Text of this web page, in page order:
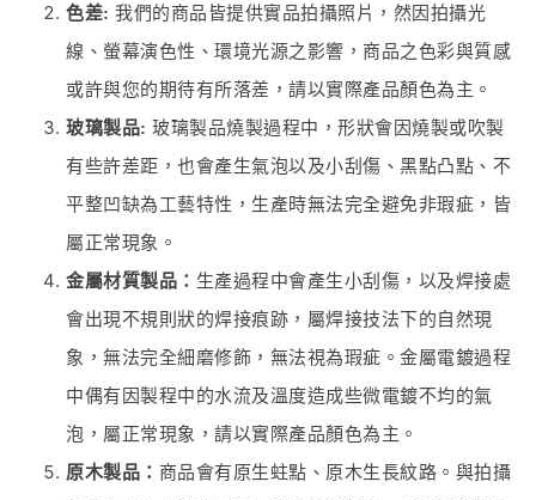
色差: 我們的商品皆提供實品拍攝照片，然因拍攝光
線、螢幕演色性、環境光源之影響，商品之色彩與質感
或許與您的期待有所落差，請以實際產品顏色為主。
玻璃製品: 玻璃製品燒製過程中，形狀會因燒製或吹製
有些許差距，也會產生氣泡以及小刮傷、黑點凸點、不
平整凹缺為工藝特性，生產時無法完全避免非瑕疵，皆
屬正常現象。
金屬材質製品： 生產過程中會產生小刮傷，以及焊接處
會出現不規則狀的焊接痕跡，屬焊接技法下的自然現
象，無法完全細磨修飾，無法視為瑕疵。金屬電鍍過程
中偶有因製程中的水流及溫度造成些微電鍍不均的氣
泡，屬正常現象，請以實際產品顏色為主。
原木製品： 商品會有原生蛀點、原木生長紋路。與拍攝